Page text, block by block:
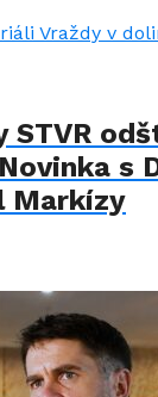
STVR
s
Markízy